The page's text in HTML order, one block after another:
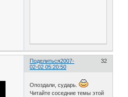
Поделиться 32
2007-
02-02 05:20:50
Опоздали, сударь.
Читайте соседние темы этой